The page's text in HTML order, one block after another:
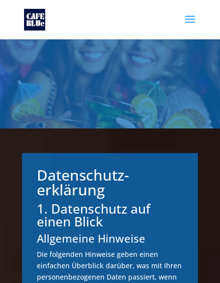
Datenschutz­
erklärung
1. Datenschutz auf
einen Blick
Allgemeine Hinweise
Die folgenden Hinweise geben einen
einfachen Überblick darüber, was mit Ihren
personenbezogenen Daten passiert, wenn